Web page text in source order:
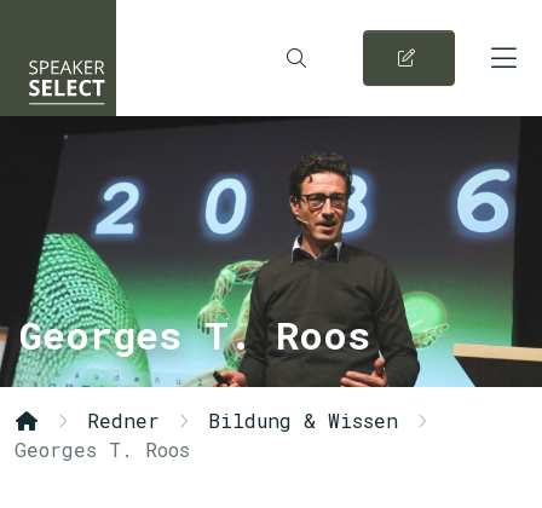
Georges T. Roos
Redner
Bildung & Wissen
Georges T. Roos